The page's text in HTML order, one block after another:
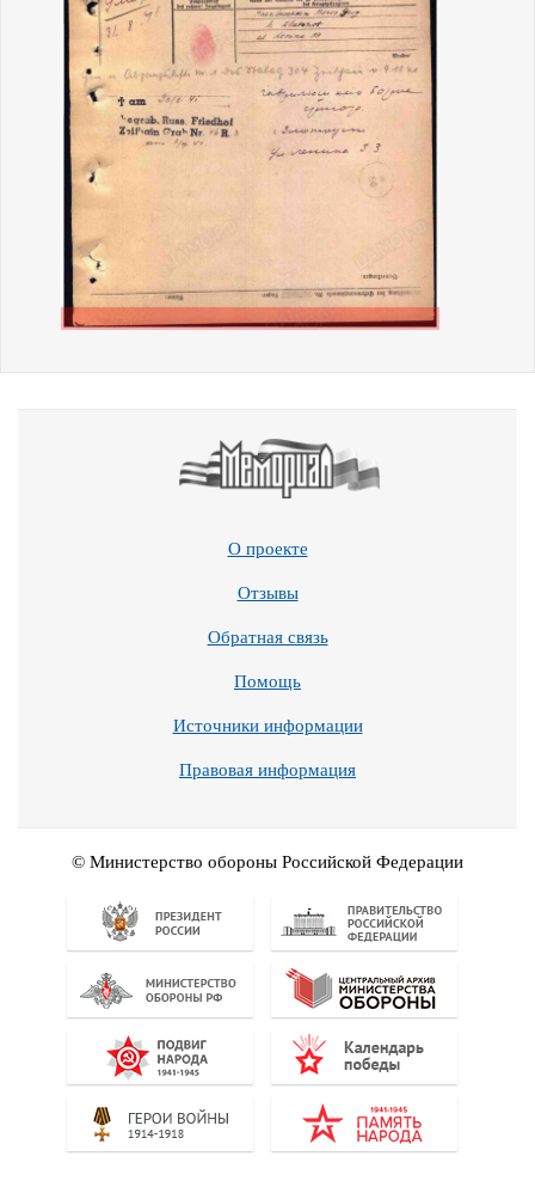
О проекте
Отзывы
Обратная связь
Помощь
Источники информации
Правовая информация
© Министерство обороны Российской Федерации